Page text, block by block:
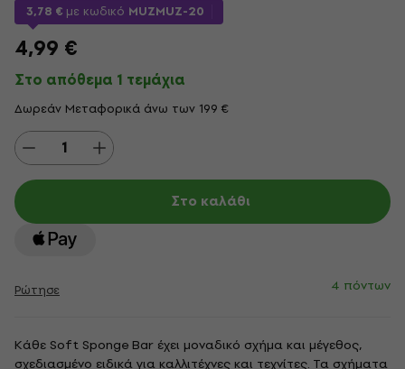
3,78 € με κωδικό MUZMUZ-20
4,99 €
Στο απόθεμα 1 τεμάχια
Δωρεάν Μεταφορικά άνω των 199 €
Στο καλάθι
Ρώτησε 4 πόντων
Κάθε Soft Sponge Bar έχει μοναδικό σχήμα και μέγεθος,
σχεδιασμένο ειδικά για καλλιτέχνες και τεχνίτες. Τα σχήματα